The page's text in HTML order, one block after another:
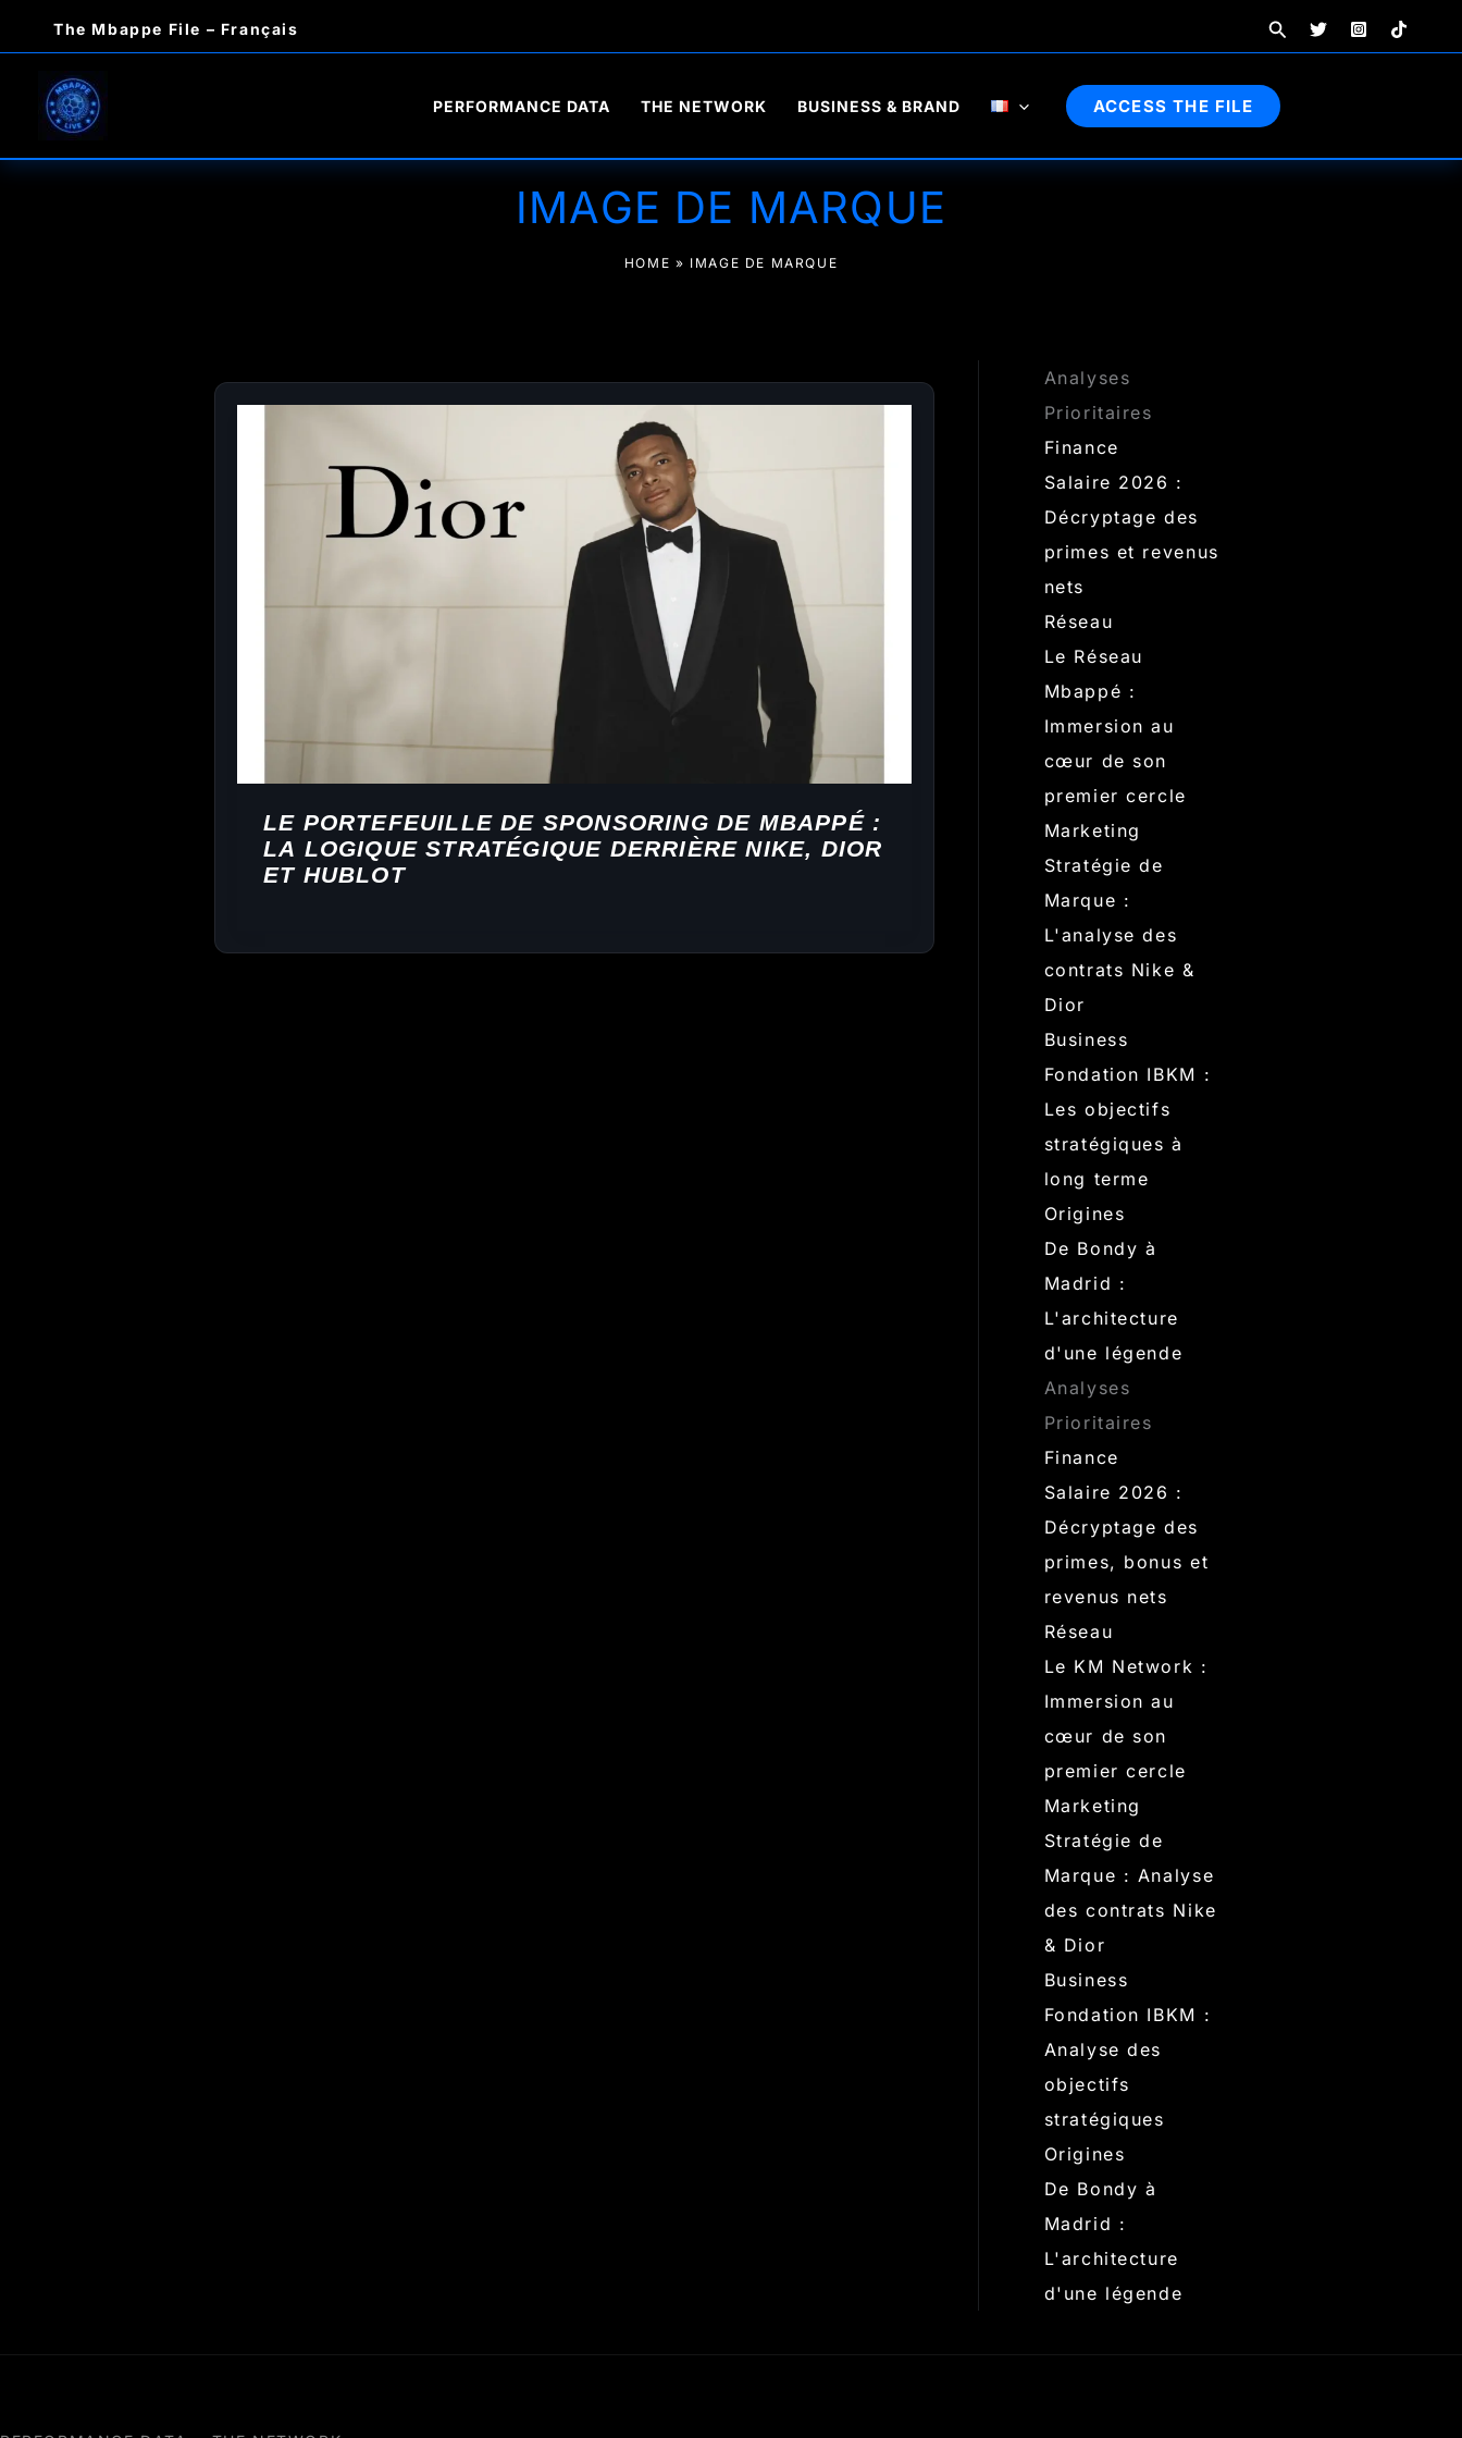
contenu
The Mbappe File – Français Rechercher
PERFORMANCE DATA THE NETWORK BUSINESS & BRAND ACCESS THE FILE
IMAGE DE MARQUE
HOME » IMAGE DE MARQUE
LE PORTEFEUILLE DE SPONSORING DE MBAPPÉ :
LA LOGIQUE STRATÉGIQUE DERRIÈRE NIKE, DIOR
ET HUBLOT
Analyses
Prioritaires
Finance
Salaire 2026 :
Décryptage des
primes et revenus
nets
Réseau
Le Réseau
Mbappé :
Immersion au
cœur de son
premier cercle
Marketing
Stratégie de
Marque :
L'analyse des
contrats Nike &
Dior
Business
Fondation IBKM :
Les objectifs
stratégiques à
long terme
Origines
De Bondy à
Madrid :
L'architecture
d'une légende
Analyses
Prioritaires
Finance
Salaire 2026 :
Décryptage des
primes, bonus et
revenus nets
Réseau
Le KM Network :
Immersion au
cœur de son
premier cercle
Marketing
Stratégie de
Marque : Analyse
des contrats Nike
& Dior
Business
Fondation IBKM :
Analyse des
objectifs
stratégiques
Origines
De Bondy à
Madrid :
L'architecture
d'une légende